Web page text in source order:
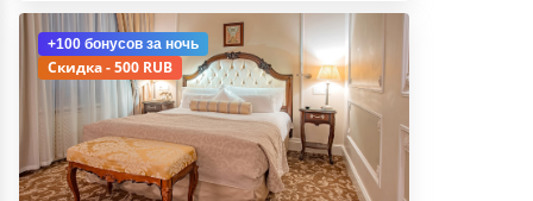
+100 бонусов за ночь
Скидка - 500 RUB